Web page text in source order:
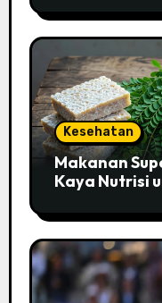
Kesehatan
Makanan
Kaya Nutrisi